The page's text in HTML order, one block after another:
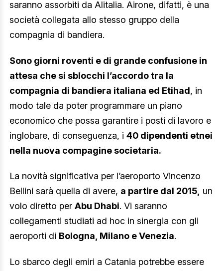
saranno assorbiti da Alitalia. Airone, difatti, è una
società collegata allo stesso gruppo della
compagnia di bandiera.
Sono giorni roventi e di grande confusione in
attesa che si sblocchi l’accordo tra la
compagnia di bandiera italiana ed Etihad, in
modo tale da poter programmare un piano
economico che possa garantire i posti di lavoro e
inglobare, di conseguenza, i 40 dipendenti etnei
nella nuova compagine societaria.
La novità significativa per l’aeroporto Vincenzo
Bellini sarà quella di avere, a partire dal 2015, un
volo diretto per Abu Dhabi. Vi saranno
collegamenti studiati ad hoc in sinergia con gli
aeroporti di Bologna, Milano e Venezia.
Lo sbarco degli emiri a Catania potrebbe essere